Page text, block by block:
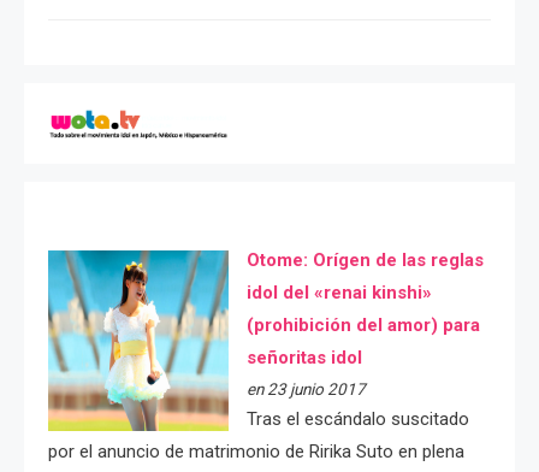
Otome: Orígen de las reglas
idol del «renai kinshi»
(prohibición del amor) para
señoritas idol
en 23 junio 2017
Tras el escándalo suscitado
por el anuncio de matrimonio de Ririka Suto en plena